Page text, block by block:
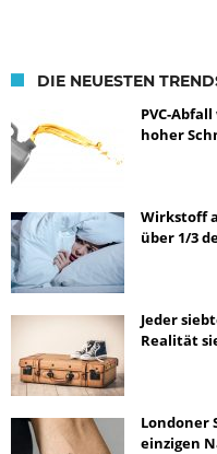
DIE NEUESTEN
PVC-
hoher
Wirkstoff
über 1/3
Jeder
Realität
Londoner
einzigen